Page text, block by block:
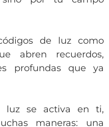
de luz como
abren recuerdos,
profundas que ya
luz se activa en ti,
maneras: una